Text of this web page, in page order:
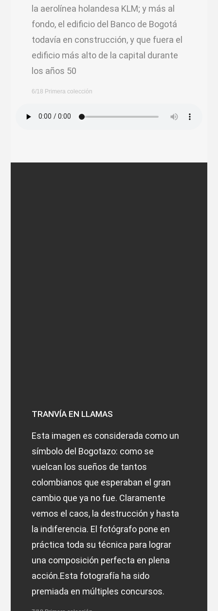
la aerolínea holandesa KLM; y más al
fondo, el edificio del Banco de Bogotá
todavía en construcción, y que fuera el
edificio más alto de la capital durante
los años 50
6/18 Primera colección
TRANVÍA EN LLAMAS
Esta imagen es considerada como un
símbolo del Bogotazo: como se
vuelcan los sueños de tantos
colombianos que esperaban el gran
cambio que ya no fue. Claramente
vemos el caos, la destrucción y hasta
la indiferencia. El fotógrafo pone en
práctica toda su técnica para lograr
una composición perfecta en plena
acción.Esta fotografía ha sido
premiada en múltiples concursos.